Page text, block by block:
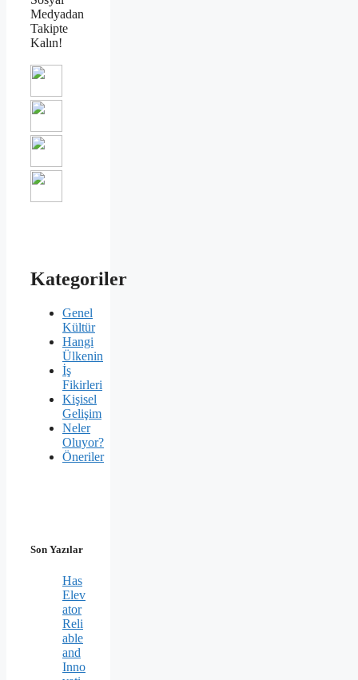
Medyadan
Takipte
Kalın!
Kategoriler
Genel
Kültür
Hangi
Ülkenin
İş
Fikirleri
Kişisel
Gelişim
Neler
Oluyor?
Öneriler
Son Yazılar
Has
Elev
ator
Reli
able
and
Inno